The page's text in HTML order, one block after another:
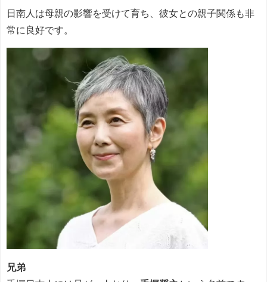
日南人は母親の影響を受けて育ち、彼女との親子関係も非
常に良好です。
兄弟